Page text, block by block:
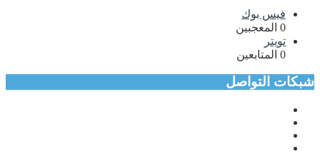
فيس بوك
0 المعجبين
تويتر
0 المتابعين
شبكات التواصل